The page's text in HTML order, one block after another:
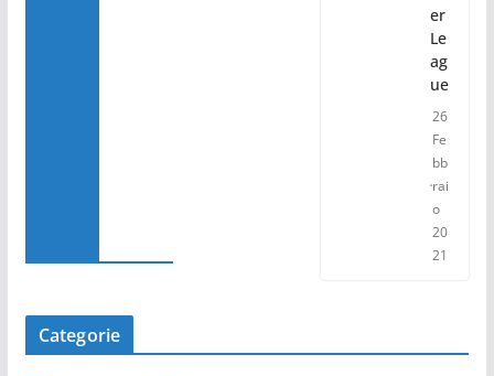
er
Le
ag
ue
26
Fe
bb
rai
o
20
21
Categorie